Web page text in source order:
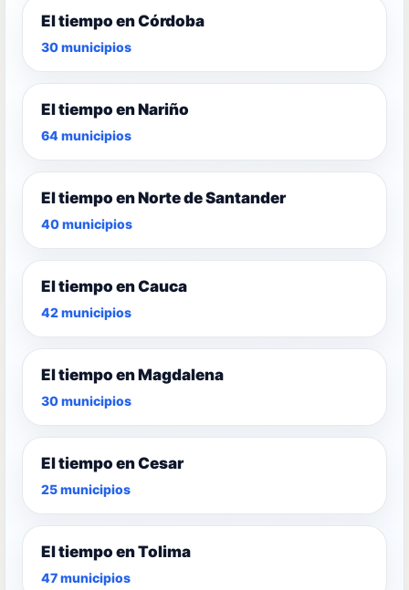
El tiempo en Córdoba
30 municipios
El tiempo en Nariño
64 municipios
El tiempo en Norte de Santander
40 municipios
El tiempo en Cauca
42 municipios
El tiempo en Magdalena
30 municipios
El tiempo en Cesar
25 municipios
El tiempo en Tolima
47 municipios